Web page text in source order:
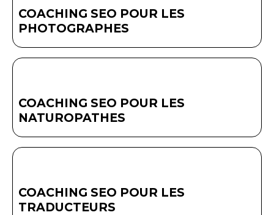
COACHING SEO POUR LES
PHOTOGRAPHES
COACHING SEO POUR LES
NATUROPATHES
COACHING SEO POUR LES
TRADUCTEURS